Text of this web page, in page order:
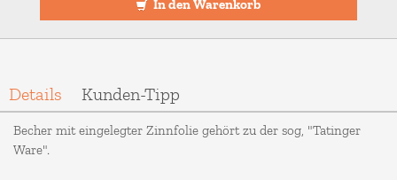
In den Warenkorb
Details Kunden-Tipp
Becher mit eingelegter Zinnfolie gehört zu der sog, "Tatinger
Ware".